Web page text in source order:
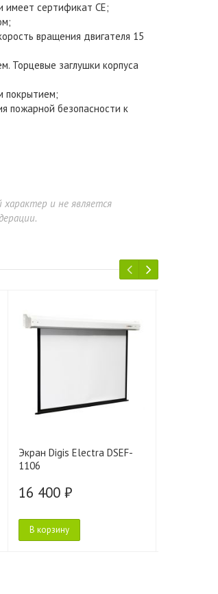
имеет сертификат СЕ;
вращения двигателя 15
Торцевые заглушки корпуса
покрытием;
пожарной безопасности к
и не является
Экран Digis Electra DSEF-
1106
16 400 ₽
В корзину